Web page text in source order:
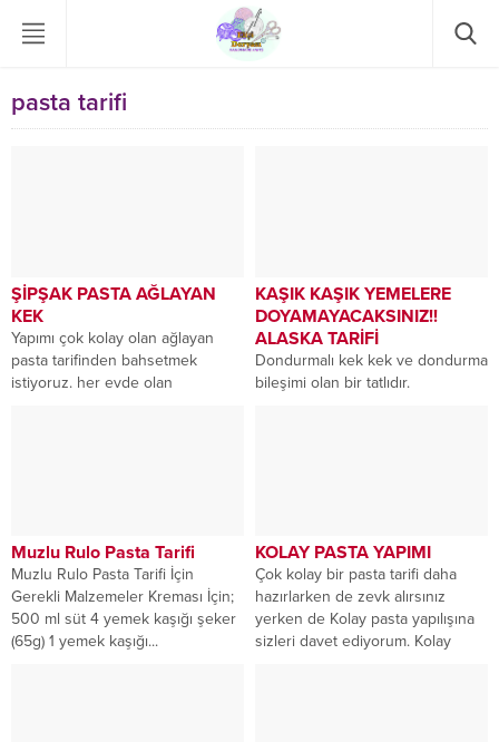
pasta tarifi
ŞİPŞAK PASTA AĞLAYAN
KEK
Yapımı çok kolay olan ağlayan
pasta tarifinden bahsetmek
istiyoruz. her evde olan
KAŞIK KAŞIK YEMELERE
DOYAMAYACAKSINIZ!!
ALASKA TARİFİ
Dondurmalı kek kek ve dondurma
bileşimi olan bir tatlıdır.
Muzlu Rulo Pasta Tarifi
Muzlu Rulo Pasta Tarifi İçin
Gerekli Malzemeler Kreması İçin;
500 ml süt 4 yemek kaşığı şeker
(65g) 1 yemek kaşığı...
KOLAY PASTA YAPIMI
Çok kolay bir pasta tarifi daha
hazırlarken de zevk alırsınız
yerken de Kolay pasta yapılışına
sizleri davet ediyorum. Kolay